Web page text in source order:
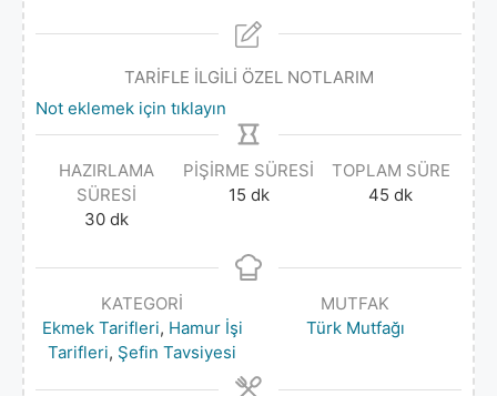
TARİFLE İLGİLİ ÖZEL NOTLARIM
Not eklemek için tıklayın
HAZIRLAMA
SÜRESI
30 dk
PIŞIRME SÜRESI
15 dk
TOPLAM SÜRE
45 dk
KATEGORI
Ekmek Tarifleri, Hamur İşi
Tarifleri, Şefin Tavsiyesi
MUTFAK
Türk Mutfağı